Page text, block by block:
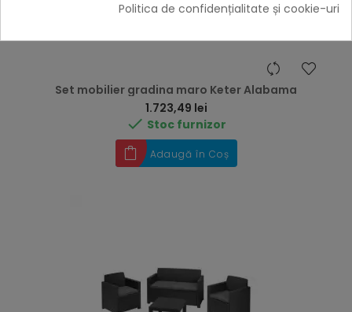
Set mobilier gradina maro Keter Alabama
1.723,49 lei
 Stoc furnizor
Adaugă în Coș
Politica de confidențialitate și cookie-uri